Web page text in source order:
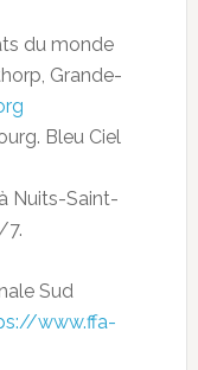
du monde
Grande-
Bleu Ciel
Nuits-Saint-
7.
Sud
www.ffa-